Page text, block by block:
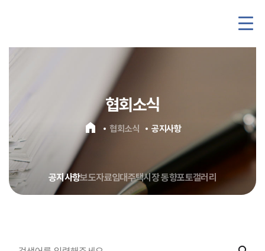
협회소식
home 협회소식 공지사항
공지사항보도자료임대주택시장 동향포토갤러리